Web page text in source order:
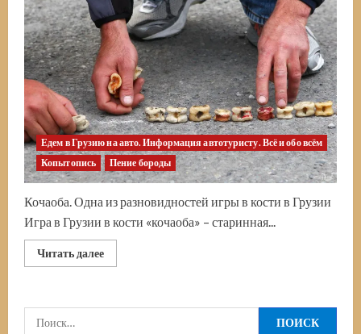
Едем в Грузию на авто. Информация автотуристу. Всё и обо всём
Копытопись
Пение бороды
Кочаоба. Одна из разновидностей игры в кости в Грузии
Игра в Грузии в кости «кочаоба» – старинная...
Читать далееПрочитать
больше
в
Найти: